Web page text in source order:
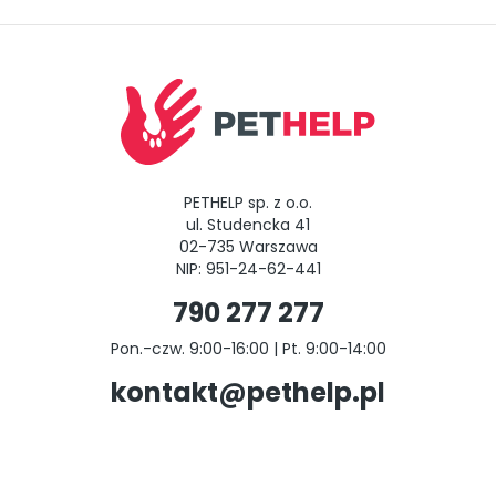
PETHELP sp. z o.o.
ul. Studencka 41
02-735 Warszawa
NIP: 951-24-62-441
790 277 277
Pon.-czw. 9:00-16:00 | Pt. 9:00-14:00
kontakt@pethelp.pl